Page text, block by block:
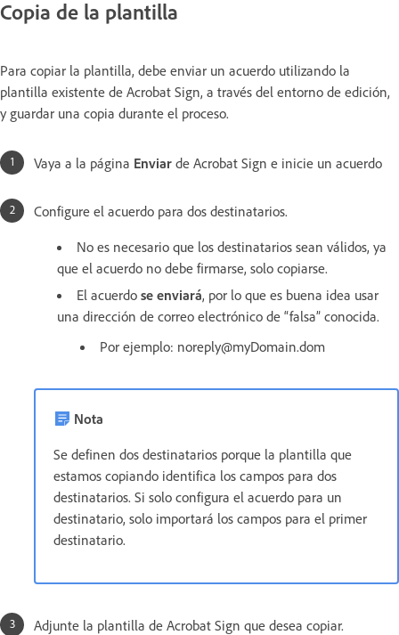
Copia de la plantilla
Para copiar la plantilla, debe enviar un acuerdo utilizando la
plantilla existente de Acrobat Sign, a través del entorno de edición,
y guardar una copia durante el proceso.
Vaya a la página Enviar de Acrobat Sign e inicie un acuerdo
Configure el acuerdo para dos destinatarios.
No es necesario que los destinatarios sean válidos, ya
que el acuerdo no debe firmarse, solo copiarse.
El acuerdo se enviará, por lo que es buena idea usar
una dirección de correo electrónico de “falsa” conocida.
Por ejemplo: noreply@myDomain.dom
Nota
Se definen dos destinatarios porque la plantilla que
estamos copiando identifica los campos para dos
destinatarios. Si solo configura el acuerdo para un
destinatario, solo importará los campos para el primer
destinatario.
Adjunte la plantilla de Acrobat Sign que desea copiar.